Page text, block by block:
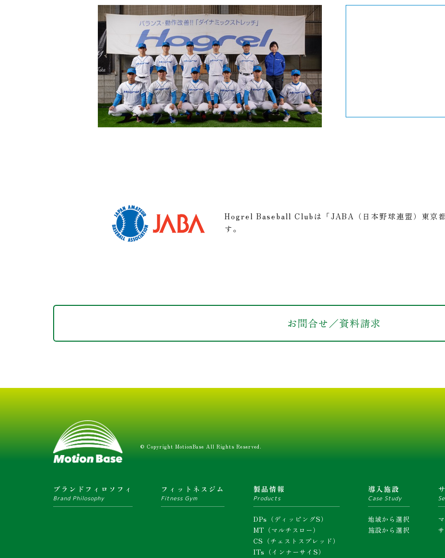
Hogrel Baseball Clubは「JABA（日本野球連盟）東京
す。
お問合せ／資料請求
© Copyright MotionBase All Rights Reserved.
ブランドフィロソフィ
Brand Philosophy
フィットネスジム
Fitness Gym
製品情報
Products
DPs（ディッピングS）
MT（マルチスロー）
CS（チェストスプレッド）
ITs（インナーサイS）
導入施設
Case Study
地域から選択
施設から選択